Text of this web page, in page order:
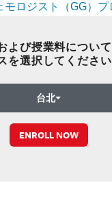
モロジスト（GG）プ
よび授業料につい
を選択してください
台北
ENROLL NOW